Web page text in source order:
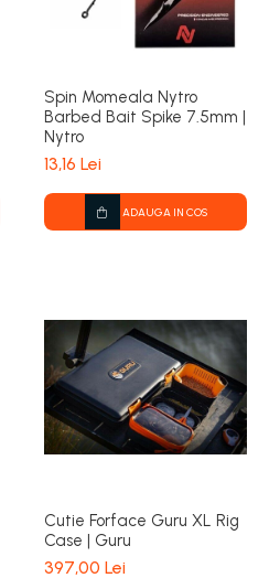
Spin Momeala Nytro
Barbed Bait Spike 7.5mm |
Nytro
13,16 Lei
ADAUGA IN COS
Cutie Forface Guru XL Rig
Case | Guru
397,00 Lei